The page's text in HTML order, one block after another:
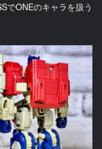
でONEのキャラを扱う